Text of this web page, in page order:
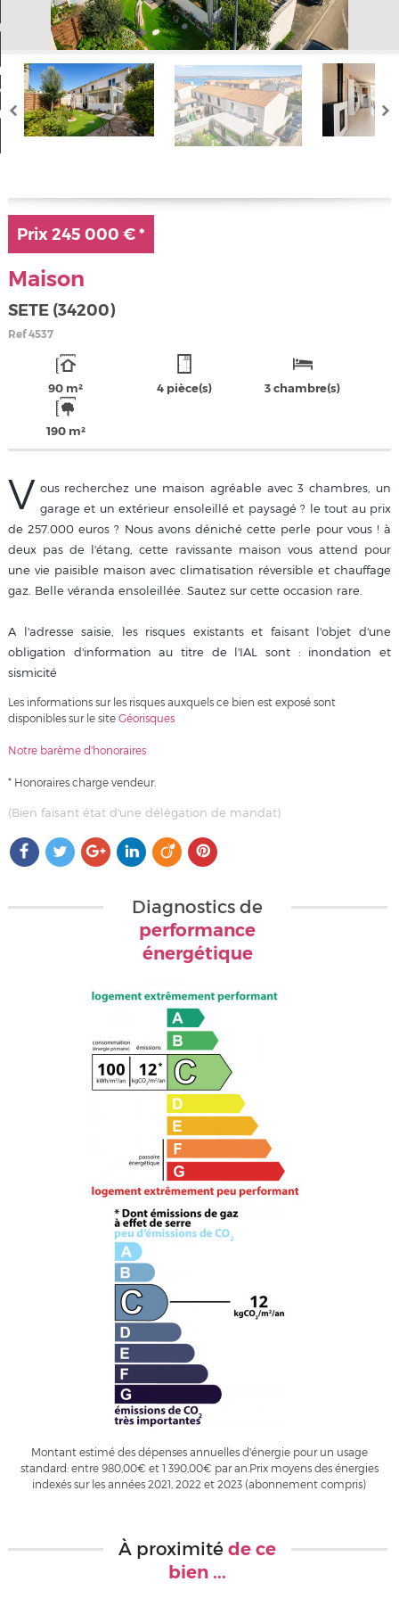
Nos offres
Mon compte
sélection 0
Prix245 000 €*
Maison
SETE (34200)
Ref4537
90 m² 4 pièce(s) 3 chambre(s)
190 m²
V ous recherchez une maison agréable avec 3 chambres, un
garage et un extérieur ensoleillé et paysagé ? le tout au prix
de 257.000 euros ? Nous avons déniché cette perle pour vous ! à
deux pas de l'étang, cette ravissante maison vous attend pour
une vie paisible maison avec climatisation réversible et chauffage
gaz. Belle véranda ensoleillée. Sautez sur cette occasion rare.
A l'adresse saisie, les risques existants et faisant l'objet d'une
obligation d'information au titre de l'IAL sont : inondation et
sismicité
Les informations sur les risques auxquels ce bien est exposé sont
disponibles sur le site Géorisques
Notre barème d'honoraires
* Honoraires charge vendeur.
(Bien faisant état d'une délégation de mandat)
Diagnostics de
performance
énergétique
Montant estimé des dépenses annuelles d'énergie pour un usage
standard: entre 980,00€ et 1 390,00€ par an.Prix moyens des énergies
indexés sur les années 2021, 2022 et 2023 (abonnement compris)
À proximitéde ce
bien ...